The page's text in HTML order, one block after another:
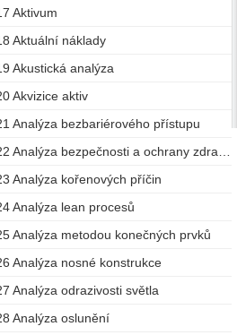
Aktivum
Aktuální náklady
Akustická analýza
Akvizice aktiv
Analýza bezbariérového přístupu
Analýza kořenových příčin
Analýza lean procesů
Analýza metodou konečných prvků
Analýza nosné konstrukce
Analýza odrazivosti světla
Analýza oslunění